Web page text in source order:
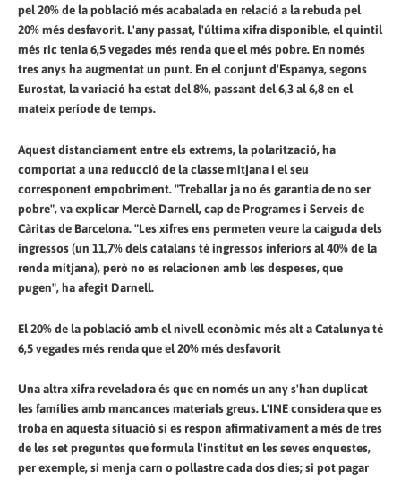
pel 20% de la població més acabalada en relació a la rebuda pel
20% més desfavorit. L'any passat, l'última xifra disponible, el quintil
més ric tenia 6,5 ​​vegades més renda que el més pobre. En només
tres anys ha augmentat un punt. En el conjunt d'Espanya, segons
Eurostat, la variació ha estat del 8%, passant del 6,3 al 6,8 en el
mateix període de temps.
Aquest distanciament entre els extrems, la polarització, ha
comportat a una reducció de la classe mitjana i el seu
corresponent empobriment. "Treballar ja no és garantia de no ser
pobre", va explicar Mercè Darnell, cap de Programes i Serveis de
Càritas de Barcelona. "Les xifres ens permeten veure la caiguda dels
ingressos (un 11,7% dels catalans té ingressos inferiors al 40% de la
renda mitjana), però no es relacionen amb les despeses, que
pugen", ha afegit Darnell.
El 20% de la població amb el nivell econòmic més alt a Catalunya té
6,5 vegades més renda que el 20% més desfavorit
Una altra xifra reveladora és que en només un any s'han duplicat
les famílies amb mancances materials greus. L'INE considera que es
troba en aquesta situació si es respon afirmativament a més de tres
de les set preguntes que formula l'institut en les seves enquestes,
per exemple, si menja carn o pollastre cada dos dies; si pot pagar